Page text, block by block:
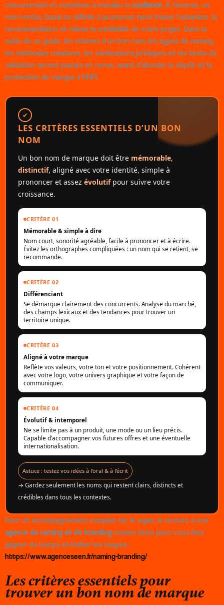
concurrentiel et contribue à installer la confiance. À l’inverse, un
nom confus, banal ou difficile à prononcer peut freiner l’adoption, la
recommandation et même la crédibilité de votre projet. Dans la
suite de ce guide, les critères d’un bon nom, les types de naming,
les méthodes créatives, les vérifications juridiques et les tests de
validation seront passés en revue, avant d’aborder le dépôt et la
protection de marque à l’INPI.
✔
LES CRITÈRES ESSENTIELS D’UN BON
NOM
Un bon nom de marque doit être mémorable,
distinctif, aligné avec votre identité, simple à
prononcer et assez évolutifpour suivre votre
croissance.
CRITÈRE 01
Mémorable & simple à dire
Nom court, sonorité agréable, facile à prononcer et à écrire.
Évitez les orthographes compliquées : un nom qui se retient, se
recommande.
CRITÈRE 02
Différenciant
Se démarque clairement des concurrents. Analyse du marché,
des champs lexicaux et des tendances pour trouver un
territoire unique.
CRITÈRE 03
Aligné à votre marque
Reflète vos valeurs, votre ton et votre positionnement. Cohérent
avec votre logo, votre univers graphique et votre façon de
communiquer.
CRITÈRE 04
Évolutif & intemporel
Ne se limite pas à un produit, une mode ou un lieu précis.
Capable d’accompagner vos futures offres et une éventuelle
internationalisation.
Astuce : testez vos idées à l’oral & à l’écrit
→ Gardez seulement les noms qui restent clairs, distincts et
crédibles dans tous les contextes.
Pour un accompagnement complet sur le sujet, le recours à une
agence de naming et de branding comme Seen peut vous faire
gagner du temps et limiter les risques :
https://www.agenceseen.fr/naming-branding/.
Les critères essentiels pour
trouver un bon nom de marque